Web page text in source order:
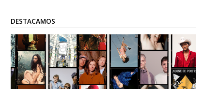
DESTACAMOS